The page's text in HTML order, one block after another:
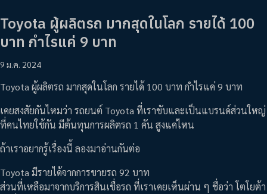
Toyota ผู้ผลิตรถ มากสุดในโลก รายได้ 100
บาท กำไรแค่ 9 บาท
9 ม.ค. 2024
Toyota ผู้ผลิตรถ มากสุดในโลก รายได้ 100 บาท กำไรแค่ 9 บาท
เคยสงสัยกันไหมว่า รถยนต์ Toyota ที่เราขับและเป็นแบรนด์ส่วนใหญ่
ที่คนไทยใช้กัน มีต้นทุนการผลิตรถ 1 คัน สูงแค่ไหน
ถ้าเราอยากรู้เรื่องนี้ ลองมาอ่านกันต่อ
Toyota มีรายได้จากการขายรถ 92 บาท
ส่วนที่เหลือมาจากบริการสินเชื่อรถ ที่เราเคยเห็นผ่าน ๆ ชื่อว่า โตโยต้า